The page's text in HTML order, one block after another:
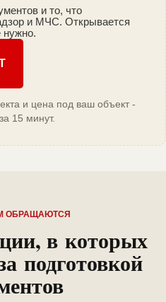
и то, что
и МЧС. Открывается
нужно.
и цена под ваш объект -
15 минут.
ОБРАЩАЮТСЯ
в которых
подготовкой